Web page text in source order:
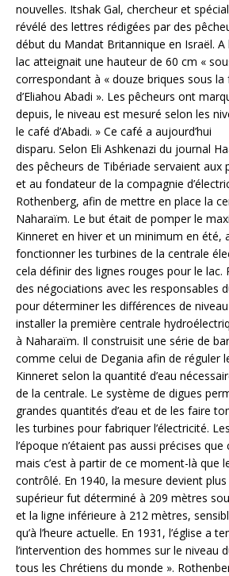
nouvelles. Itshak Gal, chercheur et
révélé des lettres rédigées par des
début du Mandat Britannique en Israël. A
lac atteignait une hauteur de 60 cm «
correspondant à « douze briques sous la
d’Eliahou Abadi ». Les pêcheurs ont
depuis, le niveau est mesuré selon les
le café d’Abadi. » Ce café a aujourd’hui
disparu. Selon Eli Ashkenazi du journal
des pêcheurs de Tibériade servaient aux
et au fondateur de la compagnie
Rothenberg, afin de mettre en place la
Naharaïm. Le but était de pomper le
Kinneret en hiver et un minimum en été,
fonctionner les turbines de la centrale
cela définir des lignes rouges pour le lac.
des négociations avec les responsables
pour déterminer les différences de
installer la première centrale
à Naharaïm. Il construisit une série de
comme celui de Degania afin de réguler
Kinneret selon la quantité d’eau
de la centrale. Le système de digues
grandes quantités d’eau et de les faire
les turbines pour fabriquer l’électricité.
l’époque n’étaient pas aussi précises que
mais c’est à partir de ce moment-là que
contrôlé. En 1940, la mesure devient
supérieur fut déterminé à 209 mètres
et la ligne inférieure à 212 mètres,
qu’à l’heure actuelle. En 1931, l’église a
l’intervention des hommes sur le niveau
tous les Chrétiens du monde ».